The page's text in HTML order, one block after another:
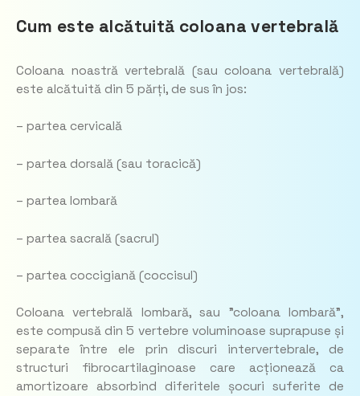
Cum este alcătuită coloana vertebrală
Coloana noastră vertebrală (sau coloana vertebrală)
este alcătuită din 5 părți, de sus în jos:
– partea cervicală
– partea dorsală (sau toracică)
– partea lombară
– partea sacrală (sacrul)
– partea coccigiană (coccisul)
Coloana vertebrală lombară, sau ”coloana lombară”,
este compusă din 5 vertebre voluminoase suprapuse și
separate între ele prin discuri intervertebrale, de
structuri fibrocartilaginoase care acționează ca
amortizoare absorbind diferitele șocuri suferite de